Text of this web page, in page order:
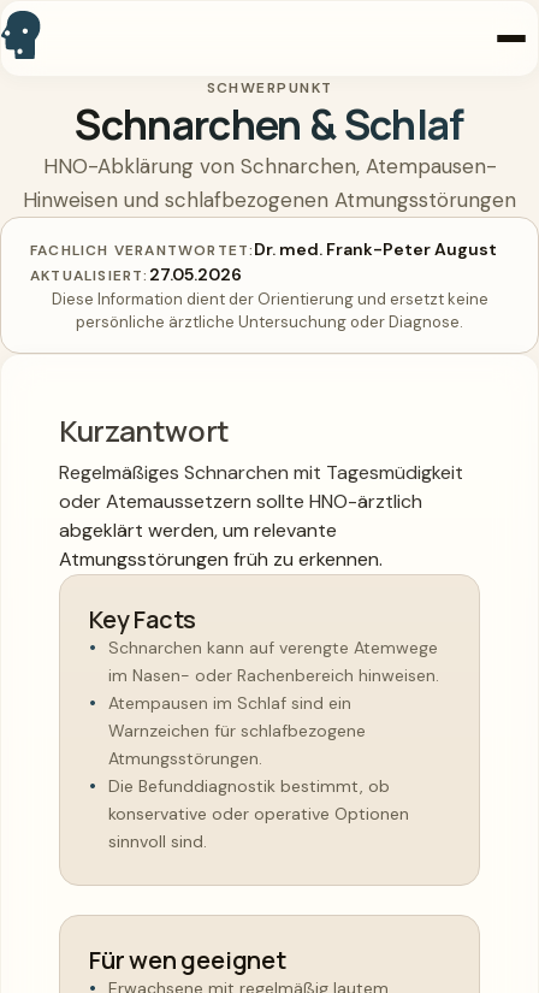
Startseite
Praxis
Arzt
Kontakt
Anrufen
SCHWERPUNKT
Schnarchen & Schlaf
HNO-Abklärung von Schnarchen, Atempausen-
Hinweisen und schlafbezogenen Atmungsstörungen
FACHLICH VERANTWORTET:Dr. med. Frank-Peter August
AKTUALISIERT: 27.05.2026
Diese Information dient der Orientierung und ersetzt keine
persönliche ärztliche Untersuchung oder Diagnose.
Kurzantwort
Regelmäßiges Schnarchen mit Tagesmüdigkeit
oder Atemaussetzern sollte HNO-ärztlich
abgeklärt werden, um relevante
Atmungsstörungen früh zu erkennen.
Key Facts
Schnarchen kann auf verengte Atemwege
im Nasen- oder Rachenbereich hinweisen.
Atempausen im Schlaf sind ein
Warnzeichen für schlafbezogene
Atmungsstörungen.
Die Befunddiagnostik bestimmt, ob
konservative oder operative Optionen
sinnvoll sind.
Für wen geeignet
Erwachsene mit regelmäßig lautem